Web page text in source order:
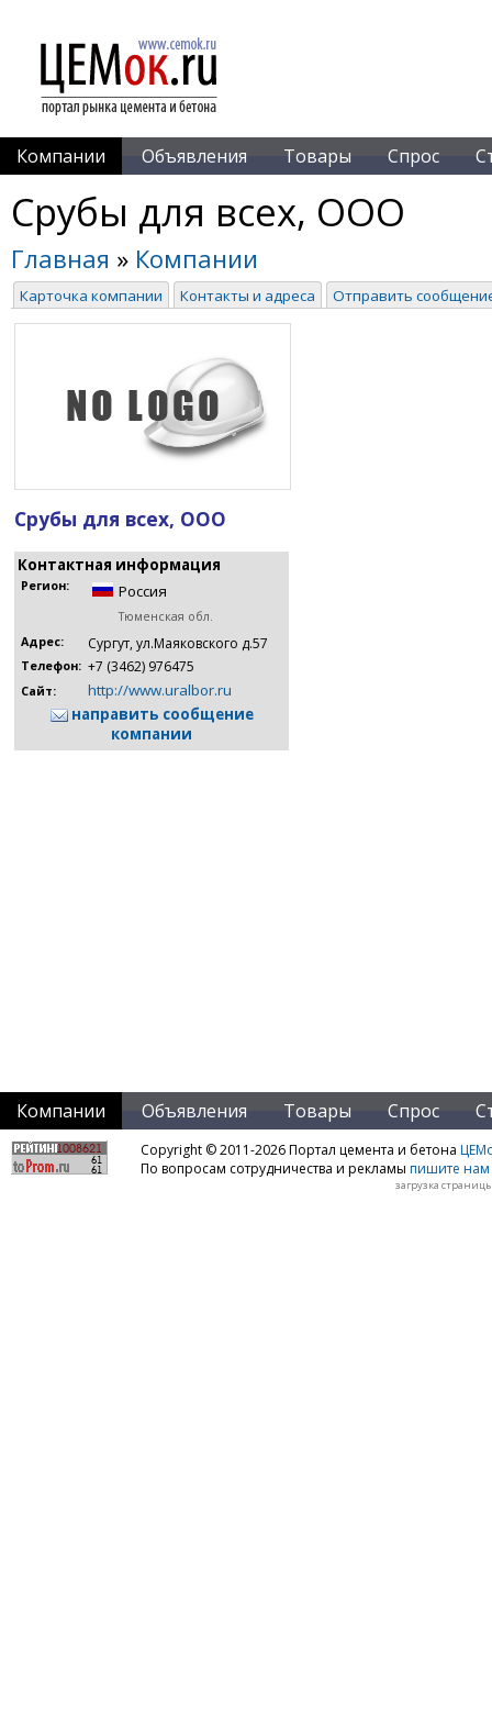
Компании Объявления Товары Спрос
Срубы для всех, ООО
Главная » Компании
Карточка компании Контакты и адреса Отправить
Срубы для всех, ООО
Контактная информация
Регион: Россия
Тюменская обл.
Адрес:
Сургут, ул.Маяковского д.57
Телефон: +7 (3462) 976475
Сайт:
http://www.uralbor.ru
направить сообщение
компании
Компании Объявления Товары Спрос
Copyright © 2011-2026 Портал цемента и бетона
По вопросам сотрудничества и рекламы пишите нам
загрузка